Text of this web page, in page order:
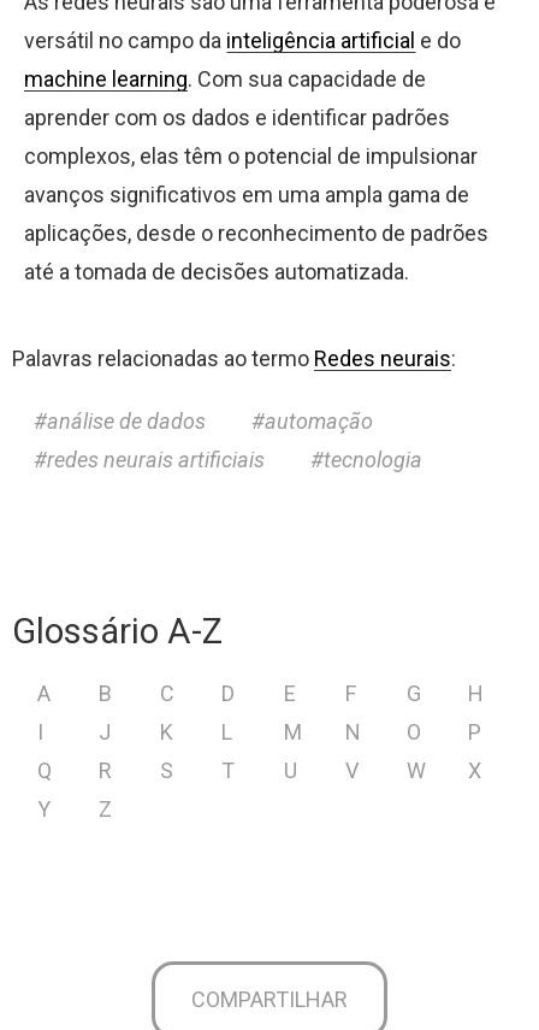
versátil no campo da inteligência artificial e do
machine learning. Com sua capacidade de
aprender com os dados e identificar padrões
complexos, elas têm o potencial de impulsionar
avanços significativos em uma ampla gama de
aplicações, desde o reconhecimento de padrões
até a tomada de decisões automatizada.
Palavras relacionadas ao termo Redes neurais:
análise de dados
automação
redes neurais artificiais
tecnologia
Glossário A-Z
A B C D E F G
H
I
J K L M N O
P
Q
R S T U V W
X
Y
Z
COMPARTILHAR